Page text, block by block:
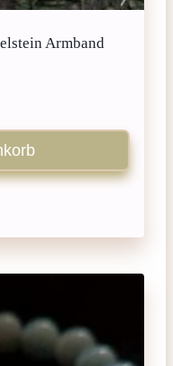
Armband